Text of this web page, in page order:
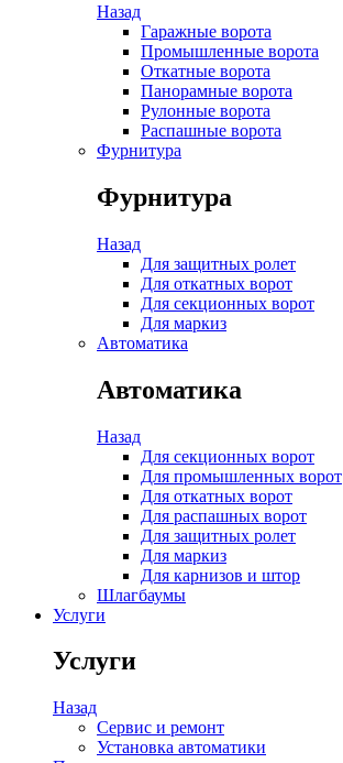
Назад
Гаражные ворота
Промышленные ворота
Откатные ворота
Панорамные ворота
Рулонные ворота
Распашные ворота
Фурнитура
Фурнитура
Назад
Для защитных ролет
Для откатных ворот
Для секционных ворот
Для маркиз
Автоматика
Автоматика
Назад
Для секционных ворот
Для промышленных ворот
Для откатных ворот
Для распашных ворот
Для защитных ролет
Для маркиз
Для карнизов и штор
Шлагбаумы
Услуги
Услуги
Назад
Сервис и ремонт
Установка автоматики